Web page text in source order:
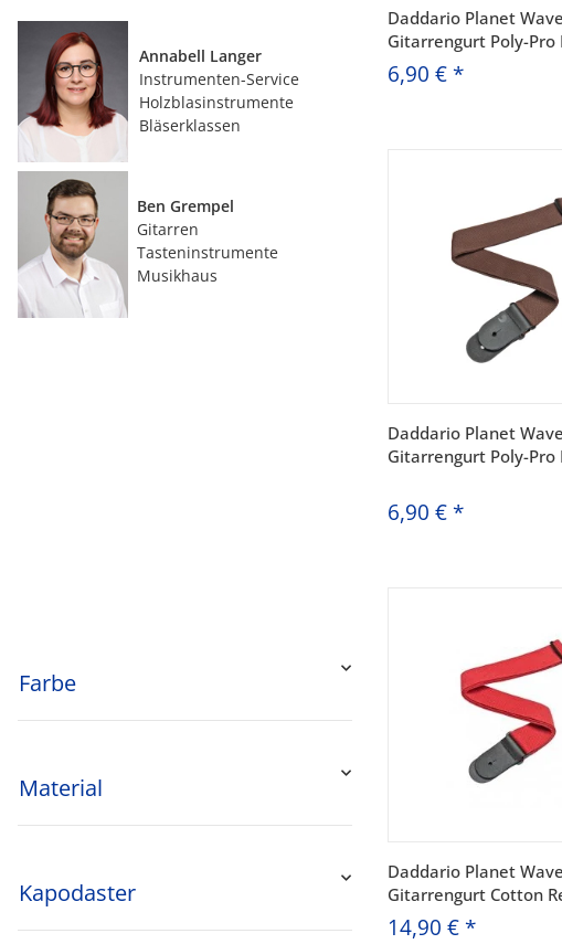
Daddario Planet
Gitarrengurt Poly-Pro
6,90 € *
Daddario Planet
Gitarrengurt Poly-Pro
6,90 € *
Daddario Planet
Gitarrengurt Cotton
14,90 € *
Annabell Langer
Instrumenten-Service
Holzblasinstrumente
Bläserklassen
Ben Grempel
Gitarren
Tasteninstrumente
Musikhaus
Farbe
Material
Kapodaster